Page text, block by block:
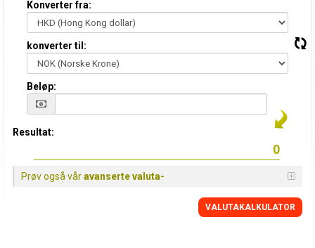
Konverter fra:
konverter til:
Beløp:
Resultat:
Prøv også våravanserte valuta-
VALUTAKALKULATOR